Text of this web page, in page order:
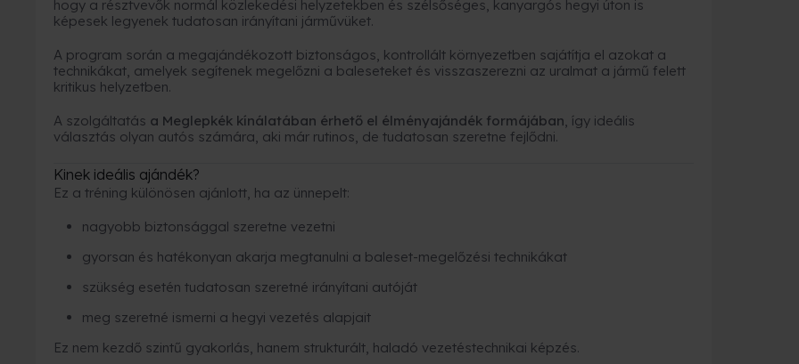
hogy a résztvevők normál közlekedési helyzetekben és szélsőséges, kanyargós hegyi úton is
képesek legyenek tudatosan irányítani járművüket.
A program során a megajándékozott biztonságos, kontrollált környezetben sajátítja el azokat a
technikákat, amelyek segítenek megelőzni a baleseteket és visszaszerezni az uralmat a jármű felett
kritikus helyzetben.
A szolgáltatás a Meglepkék kínálatában érhető el élményajándék formájában, így ideális
választás olyan autós számára, aki már rutinos, de tudatosan szeretne fejlődni.
Kinek ideális ajándék?
Ez a tréning különösen ajánlott, ha az ünnepelt:
nagyobb biztonsággal szeretne vezetni
gyorsan és hatékonyan akarja megtanulni a baleset-megelőzési technikákat
szükség esetén tudatosan szeretné irányítani autóját
meg szeretné ismerni a hegyi vezetés alapjait
Ez nem kezdő szintű gyakorlás, hanem strukturált, haladó vezetéstechnikai képzés.